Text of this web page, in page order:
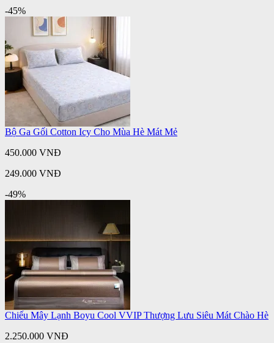
-45%
Bộ Ga Gối Cotton Icy Cho Mùa Hè Mát Mẻ
450.000 VNĐ
249.000 VNĐ
-49%
Chiếu Mây Lạnh Boyu Cool VVIP Thượng Lưu Siêu Mát Chào Hè
2.250.000 VNĐ